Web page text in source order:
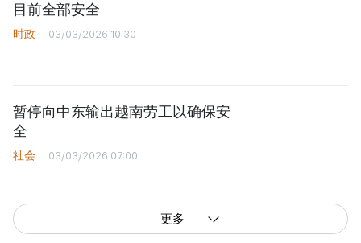
目前全部安全
时政 03/03/2026 10:30
暂停向中东输出越南劳工以确保安
全
社会 03/03/2026 07:00
更多